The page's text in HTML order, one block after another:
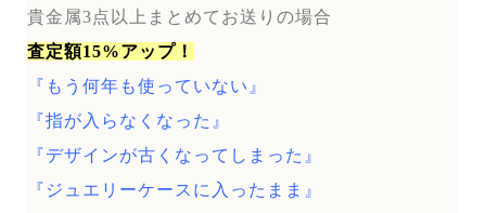
貴金属3点以上まとめてお送りの場合
査定額15%アップ！
『もう何年も使っていない』
『指が入らなくなった』
『デザインが古くなってしまった』
『ジュエリーケースに入ったまま』